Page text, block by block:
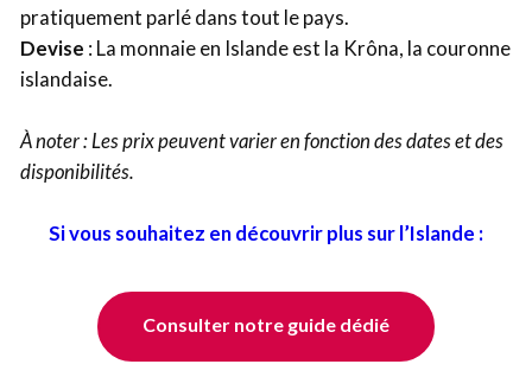
pratiquement parlé dans tout le pays.
Devise : La monnaie en Islande est la Krôna, la couronne
islandaise.
À noter : Les prix peuvent varier en fonction des dates et des
disponibilités.
Si vous souhaitez en découvrir plus sur l’Islande :
Consulter notre guide dédié